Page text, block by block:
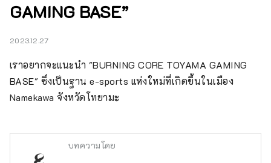
GAMING BASE”
2023.12.27
เราอยากจะแนะนำ "BURNING CORE TOYAMA GAMING
BASE" ซึ่งเป็นฐาน e-sports แห่งใหม่ที่เกิดขึ้นในเมือง
Namekawa จังหวัดโทยามะ
บทความโดย